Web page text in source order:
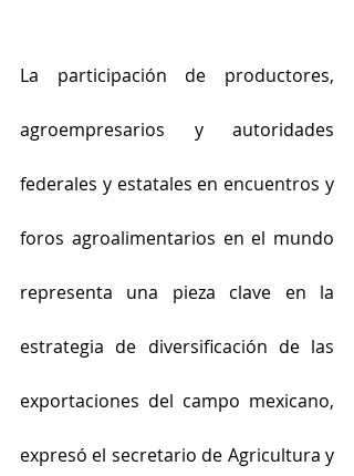
La participación de productores,
agroempresarios y autoridades
federales y estatales en encuentros y
foros agroalimentarios en el mundo
representa una pieza clave en la
estrategia de diversificación de las
exportaciones del campo mexicano,
expresó el secretario de Agricultura y